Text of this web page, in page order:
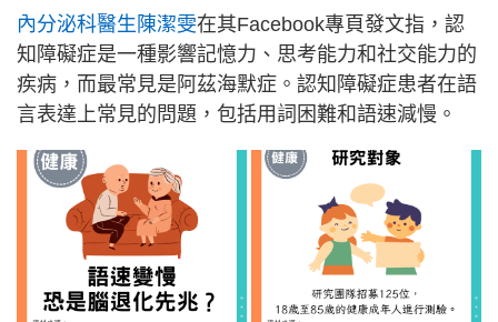
內分泌科醫生陳潔雯在其Facebook專頁發文指，認
知障礙症是一種影響記憶力、思考能力和社交能力的
疾病，而最常見是阿茲海默症。認知障礙症患者在語
言表達上常見的問題，包括用詞困難和語速減慢。